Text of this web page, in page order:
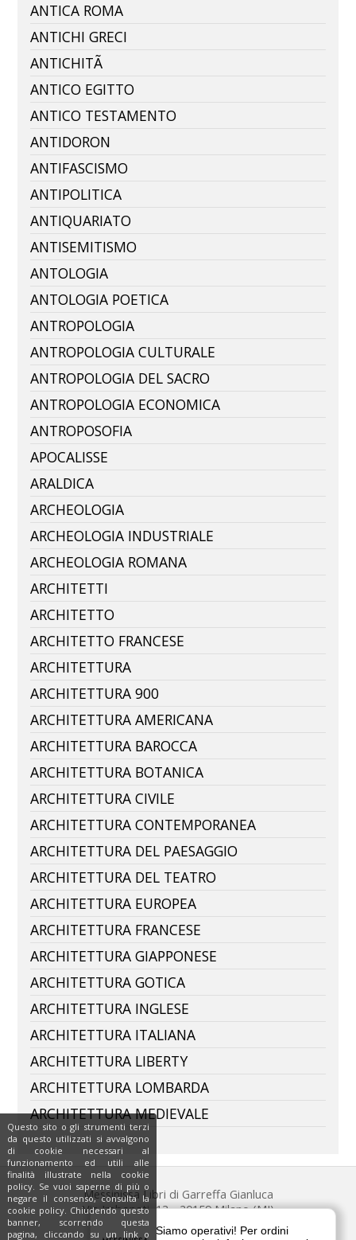
Questo sito o gli strumenti terzi
da questo utilizzati si avvalgono
di cookie necessari al
funzionamento ed utili alle
finalità illustrate nella cookie
policy. Se vuoi saperne di più o
negare il consenso, consulta la
cookie policy. Chiudendo questo
banner, scorrendo questa
pagina, cliccando su un link o
ANTICA ROMA
ANTICHI GRECI
ANTICHITÃ
ANTICO EGITTO
ANTICO TESTAMENTO
ANTIDORON
ANTIFASCISMO
ANTIPOLITICA
ANTIQUARIATO
ANTISEMITISMO
ANTOLOGIA
ANTOLOGIA POETICA
ANTROPOLOGIA
ANTROPOLOGIA CULTURALE
ANTROPOLOGIA DEL SACRO
ANTROPOLOGIA ECONOMICA
ANTROPOSOFIA
APOCALISSE
ARALDICA
ARCHEOLOGIA
ARCHEOLOGIA INDUSTRIALE
ARCHEOLOGIA ROMANA
ARCHITETTI
ARCHITETTO
ARCHITETTO FRANCESE
ARCHITETTURA
ARCHITETTURA 900
ARCHITETTURA AMERICANA
ARCHITETTURA BAROCCA
ARCHITETTURA BOTANICA
ARCHITETTURA CIVILE
ARCHITETTURA CONTEMPORANEA
ARCHITETTURA DEL PAESAGGIO
ARCHITETTURA DEL TEATRO
ARCHITETTURA EUROPEA
ARCHITETTURA FRANCESE
ARCHITETTURA GIAPPONESE
ARCHITETTURA GOTICA
ARCHITETTURA INGLESE
ARCHITETTURA ITALIANA
ARCHITETTURA LIBERTY
ARCHITETTURA LOMBARDA
ARCHITETTURA MEDIEVALE
Messinissa Libri di Garreffa Gianluca
Via Imbonati, 13 - 20159 Milano (MI)
Tel. 342.048.6444